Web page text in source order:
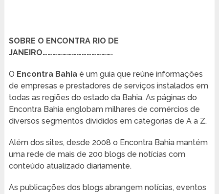
SOBRE O ENCONTRA RIO DE
JANEIRO…………………………………….
O Encontra Bahiaé um guia que reúne informações
de empresas e prestadores de serviços instalados em
todas as regiões do estado da Bahia. As páginas do
Encontra Bahia englobam milhares de comércios de
diversos segmentos divididos em categorias de A a Z.
Além dos sites, desde 2008 o Encontra Bahia mantém
uma rede de mais de 200 blogs de notícias com
conteúdo atualizado diariamente.
As publicações dos blogs abrangem notícias, eventos